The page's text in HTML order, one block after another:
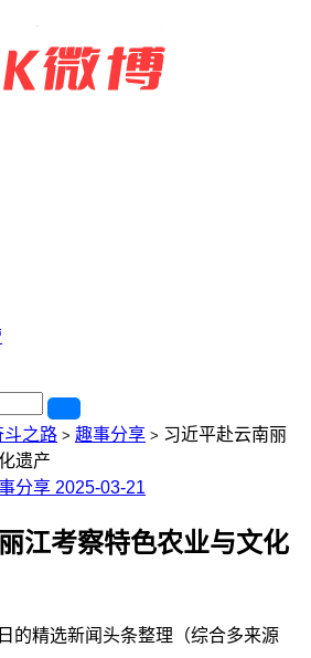
斗之路 > 趣事分享 > 习近平赴云南丽
遗产
分享 2025-03-21
江考察特色农业与文化
的精选新闻头条整理（综合多来源